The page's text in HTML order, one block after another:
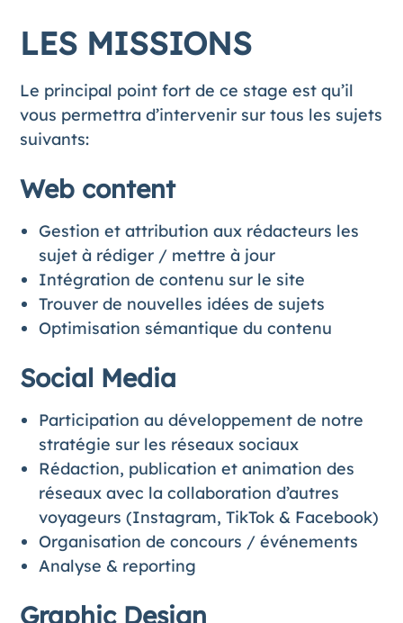
LES MISSIONS
Le principal point fort de ce stage est qu’il
vous permettra d’intervenir sur tous les sujets
suivants:
Web content
Gestion et attribution aux rédacteurs les
sujet à rédiger / mettre à jour
Intégration de contenu sur le site
Trouver de nouvelles idées de sujets
Optimisation sémantique du contenu
Social Media
Participation au développement de notre
stratégie sur les réseaux sociaux
Rédaction, publication et animation des
réseaux avec la collaboration d’autres
voyageurs (Instagram, TikTok & Facebook)
Organisation de concours / événements
Analyse & reporting
Graphic Design